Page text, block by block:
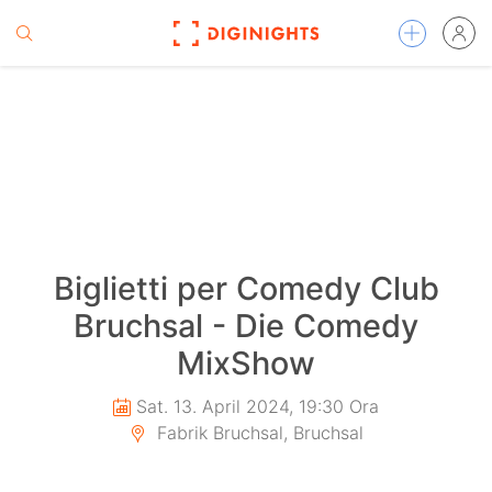
Biglietti per Comedy Club
Bruchsal - Die Comedy
MixShow
Sat. 13. April 2024, 19:30 Ora
Fabrik Bruchsal, Bruchsal